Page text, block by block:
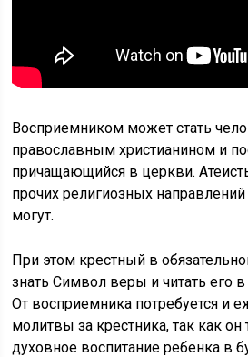
Восприемником может стать
православным христианином и
причащающийся в церкви.
прочих религиозных
могут.
При этом крестный в
знать Символ веры и читать его
От восприемника потребуется и
молитвы за крестника, так как он
духовное воспитание ребенка в